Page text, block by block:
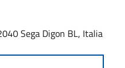
Sega Digon BL, Italia